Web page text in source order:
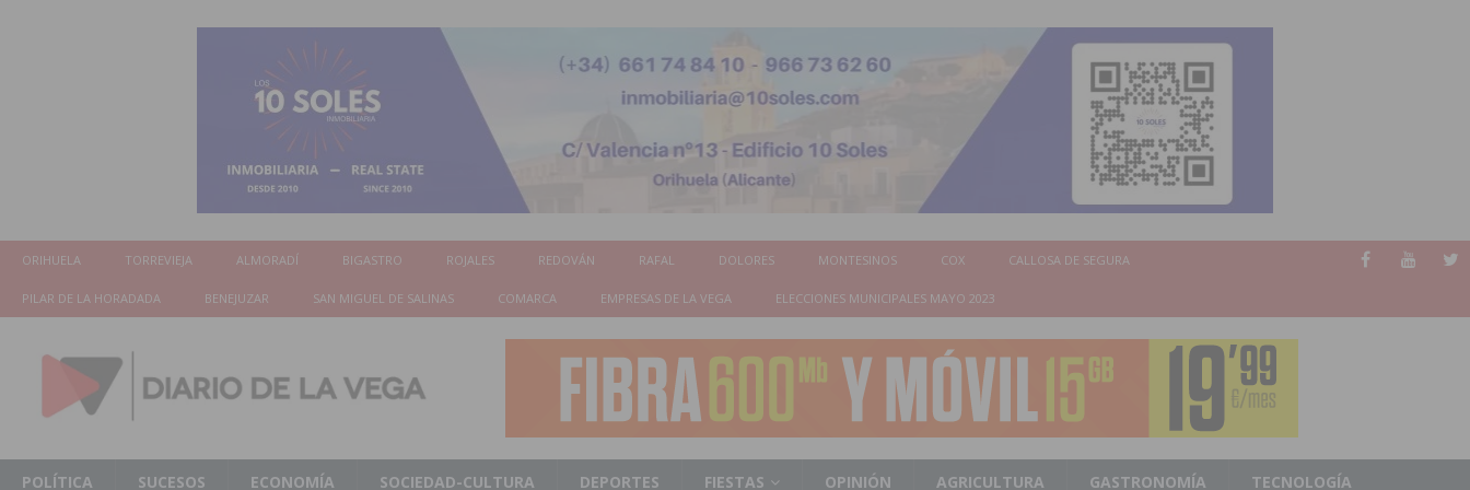
ORIHUELA TORREVIEJA ALMORADÍ BIGASTRO ROJALES REDOVÁN RAFAL DOLORES MONTESINOS COX CALLOSA DE SEGURA
PILAR DE LA HORADADA BENEJUZAR SAN MIGUEL DE SALINAS COMARCA EMPRESAS DE LA VEGA ELECCIONES MUNICIPALES MAYO 2023
POLÍTICA SUCESOS ECONOMÍA SOCIEDAD-CULTURA DEPORTES FIESTAS OPINIÓN AGRICULTURA GASTRONOMÍA TECNOLOGÍA